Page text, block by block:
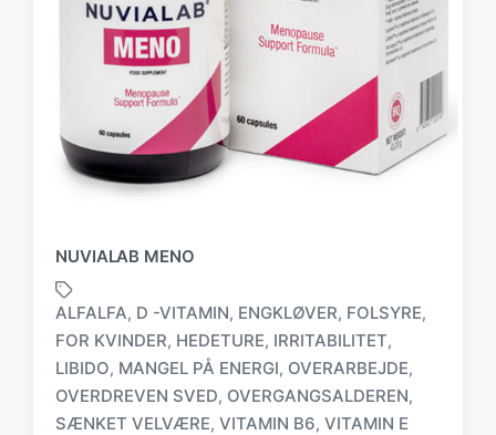
NUVIALAB MENO
T
a
g
ALFALFA, D -VITAMIN, ENGKLØVER, FOLSYRE,
FOR KVINDER, HEDETURE, IRRITABILITET,
LIBIDO, MANGEL PÅ ENERGI, OVERARBEJDE,
OVERDREVEN SVED, OVERGANGSALDEREN,
SÆNKET VELVÆRE, VITAMIN B6, VITAMIN E